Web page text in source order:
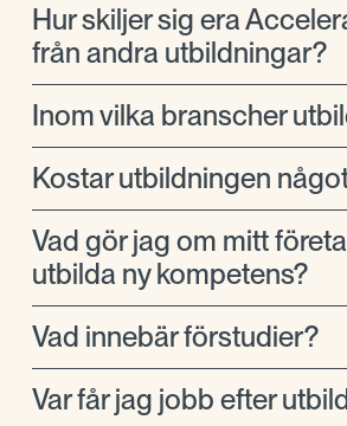
Hur skiljer sig era
från andra utbildningar?
Inom vilka branscher
Kostar utbildningen
Vad gör jag om mitt
utbilda ny kompetens?
Vad innebär förstudier?
Var får jag jobb efter